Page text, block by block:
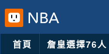
首頁 詹皇選擇76人